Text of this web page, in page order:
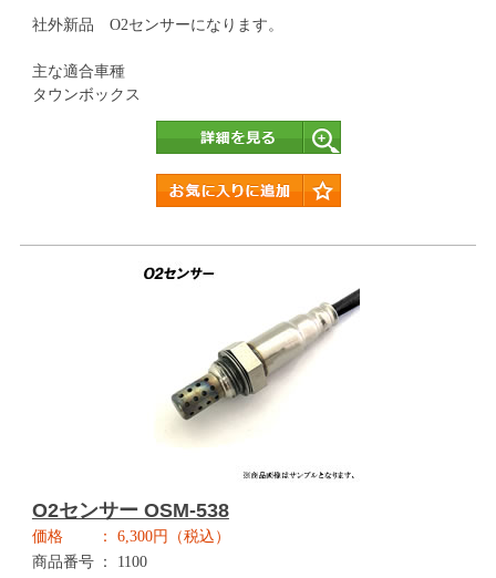
社外新品 O2センサーになります。
主な適合車種
タウンボックス
O2センサー OSM-538
価格
6,300円（税込）
商品番号
1100